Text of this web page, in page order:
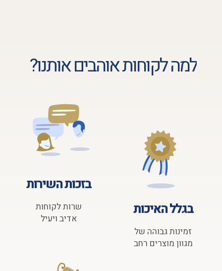
למה לקוחות אוהבים אותנו?
בגלל האיכות
זמינות גבוהה של
מגוון מוצרים רחב
בזכות השירות
שרות לקוחות
אדיב ויעיל